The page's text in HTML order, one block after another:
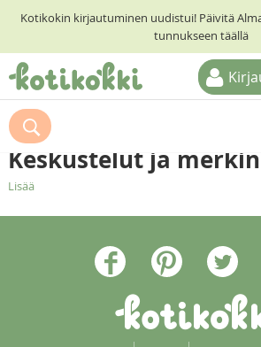
Kotikokin kirjautuminen uudistui! Päivitä
tunnukseen täällä
ETUSIVU
RESEPTIHAKU
RUOKATEEMAT
KESKUSTELUT
Keskustelut ja
Lisää